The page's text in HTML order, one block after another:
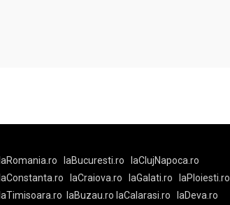
laRomania.ro laBucuresti.ro
laClujNapoca.ro
laConstanta.ro
laCraiova.ro laGalati.ro
laPloiesti.ro
laTimisoara.ro
laBuzau.ro laCalarasi.ro laDeva.ro